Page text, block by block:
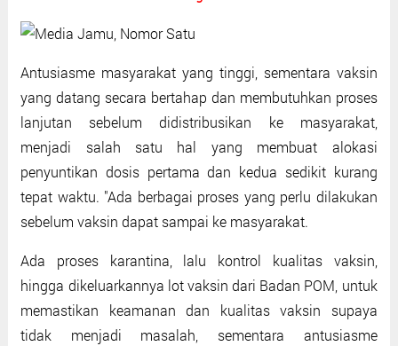
Antusiasme masyarakat yang tinggi, sementara vaksin
yang datang secara bertahap dan membutuhkan proses
lanjutan sebelum didistribusikan ke masyarakat,
menjadi salah satu hal yang membuat alokasi
penyuntikan dosis pertama dan kedua sedikit kurang
tepat waktu. "Ada berbagai proses yang perlu dilakukan
sebelum vaksin dapat sampai ke masyarakat.
Ada proses karantina, lalu kontrol kualitas vaksin,
hingga dikeluarkannya lot vaksin dari Badan POM, untuk
memastikan keamanan dan kualitas vaksin supaya
tidak menjadi masalah, sementara antusiasme